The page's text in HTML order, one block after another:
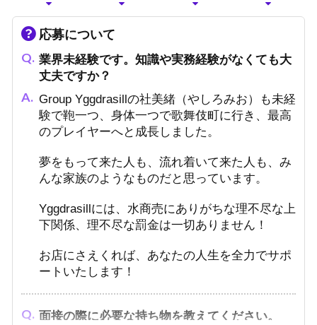
応募について
業界未経験です。知識や実務経験がなくても大
丈夫ですか？
Group Yggdrasillの社美緒（やしろみお）も未経
験で鞄一つ、身体一つで歌舞伎町に行き、最高
のプレイヤーへと成長しました。
夢をもって来た人も、流れ着いて来た人も、み
んな家族のようなものだと思っています。
Yggdrasillには、水商売にありがちな理不尽な上
下関係、理不尽な罰金は一切ありません！
お店にさえくれば、あなたの人生を全力でサポ
ートいたします！
面接の際に必要な持ち物を教えてください。